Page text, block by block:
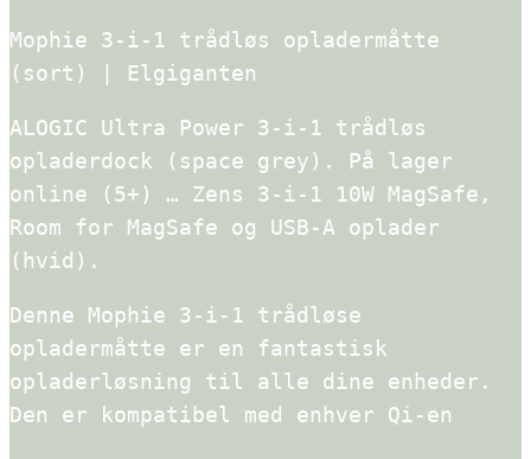
Mophie 3-i-1 trådløs opladermåtte
(sort) | Elgiganten
ALOGIC Ultra Power 3-i-1 trådløs
opladerdock (space grey). På lager
online (5+) … Zens 3-i-1 10W MagSafe,
Room for MagSafe og USB-A oplader
(hvid).
Denne Mophie 3-i-1 trådløse
opladermåtte er en fantastisk
opladerløsning til alle dine enheder.
Den er kompatibel med enhver Qi-en